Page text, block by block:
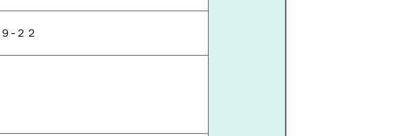
-２２